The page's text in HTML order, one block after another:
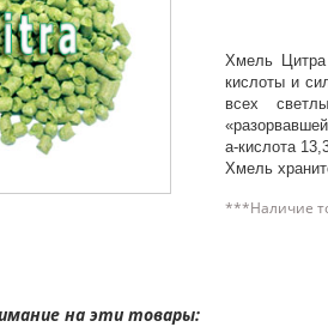
Хмель
кислоты и
всех
а-кислота
Хмель
***Наличие
на эти товары: